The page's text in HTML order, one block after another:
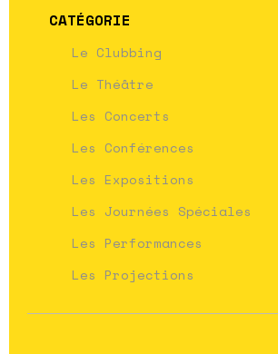
CATÉGORIE
Le Clubbing
Le Théâtre
Les Concerts
Les Conférences
Les Expositions
Les Journées Spéciales
Les Performances
Les Projections